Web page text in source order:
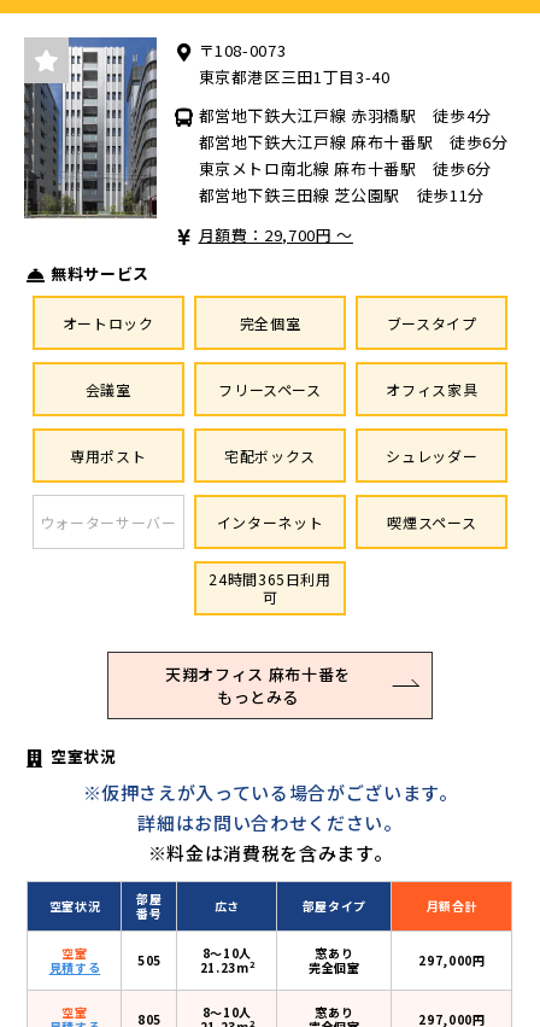
〒108-0073
東京都港区三田1丁目3-40
都営地下鉄大江戸線 赤羽橋駅 徒歩4分
都営地下鉄大江戸線 麻布十番駅 徒歩6分
東京メトロ南北線 麻布十番駅 徒歩6分
都営地下鉄三田線 芝公園駅 徒歩11分
月額費：29,700円 ～
無料サービス
オートロック 完全個室 ブースタイプ
会議室 フリースペース オフィス家具
専用ポスト 宅配ボックス シュレッダー
ウォーターサーバー インターネット 喫煙スペース
24時間365日利用
可
天翔オフィス 麻布十番を
もっとみる
空室状況
※仮押さえが入っている場合がございます。
詳細はお問い合わせください。
※料金は消費税を含みます。
空室状況
部屋
番号
広さ 部屋タイプ 月額合計
空室
見積する
505
8〜10人
21.23m2
窓あり
完全個室
297,000円
空室
805
8〜10人
2
窓あり
297,000円